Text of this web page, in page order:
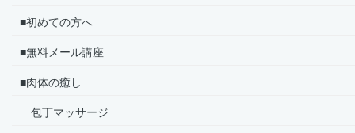
■初めての方へ
■無料メール講座
■肉体の癒し
包丁マッサージ